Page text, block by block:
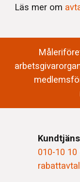
Läs mer om
010-10 10